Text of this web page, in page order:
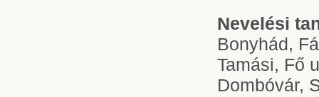
Nevelési
Bonyhád,
Tamási, Fő
Dombóvár,